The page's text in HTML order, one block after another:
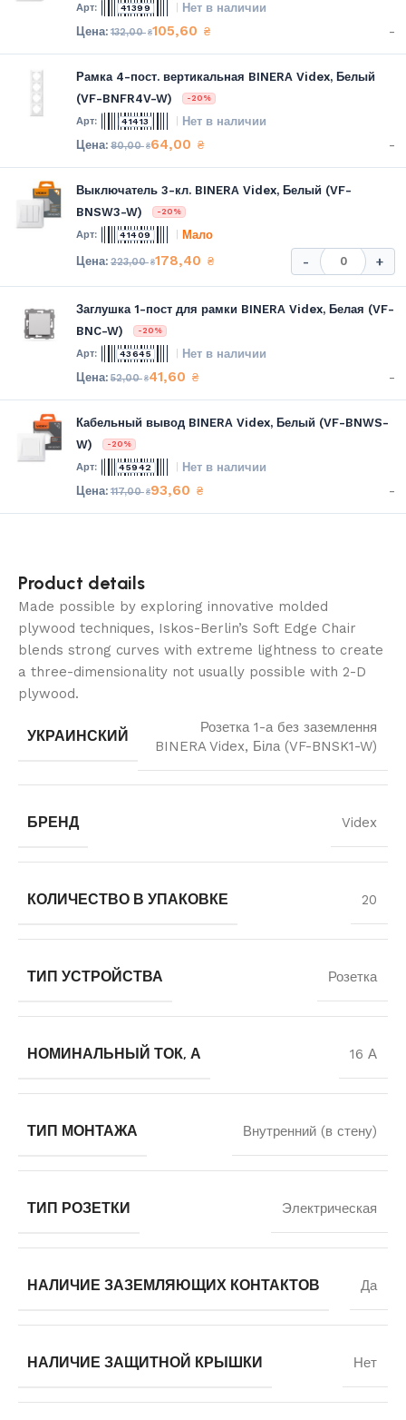
41399 Нет в наличии
132,00₴105,60 ₴ -
Рамка 4-пост. вертикальная BINERA Videx, Белый
(VF-BNFR4V-W)
-20%
41413 Нет в наличии
80,00₴64,00 ₴ -
Выключатель 3-кл. BINERA Videx, Белый (VF-
BNSW3-W)
-20%
41409 Мало
223,00₴178,40 ₴ - +
Заглушка 1-пост для рамки BINERA Videx, Белая (VF-
BNC-W)
-20%
43645 Нет в наличии
52,00₴41,60 ₴ -
Кабельный вывод BINERA Videx, Белый (VF-BNWS-
W)
-20%
45942 Нет в наличии
117,00₴93,60 ₴ -
Product details
Made possible by exploring innovative molded
plywood techniques, Iskos-Berlin’s Soft Edge Chair
blends strong curves with extreme lightness to create
a three-dimensionality not usually possible with 2-D
plywood.
УКРАИНСКИЙ
Розетка 1-а без заземлення
BINERA Videx, Біла (VF-BNSK1-W)
БРЕНД Videx
КОЛИЧЕСТВО В УПАКОВКЕ 20
ТИП УСТРОЙСТВА Розетка
НОМИНАЛЬНЫЙ ТОК, А 16 А
ТИП МОНТАЖА Внутренний (в стену)
ТИП РОЗЕТКИ Электрическая
НАЛИЧИЕ ЗАЗЕМЛЯЮЩИХ КОНТАКТОВ Да
НАЛИЧИЕ ЗАЩИТНОЙ КРЫШКИ Нет